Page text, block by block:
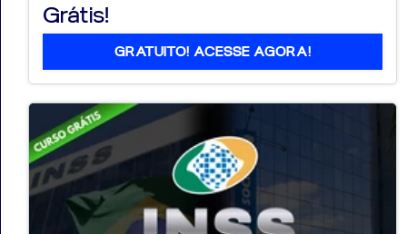
Grátis!
GRATUITO! ACESSE AGORA!